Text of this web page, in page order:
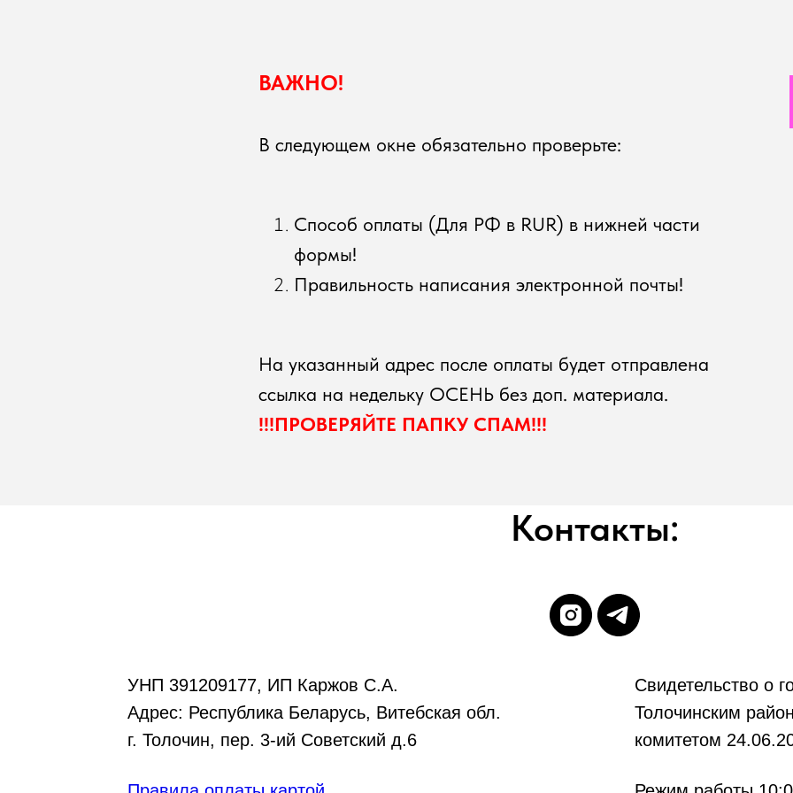
ВАЖНО!
В следующем окне обязательно проверьте:
Способ оплаты (Для РФ в RUR) в нижней части
формы!
Правильность написания электронной почты!
На указанный адрес после оплаты будет отправлена
ссылка на недельку ОСЕНЬ без доп. материала.
!!!ПРОВЕРЯЙТЕ ПАПКУ СПАМ!!!
Контакты:
УНП 391209177, ИП Каржов С.А.
Адрес: Республика Беларусь, Витебская обл.
г. Толочин, пер. 3-ий Советский д.6
Свидетельство о
Толочинским
комитетом